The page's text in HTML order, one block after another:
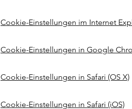
Cookie-Einstellungen im Internet
Cookie-Einstellungen in Google
Cookie-Einstellungen in Safari (OS X)
Cookie-Einstellungen in Safari (iOS)